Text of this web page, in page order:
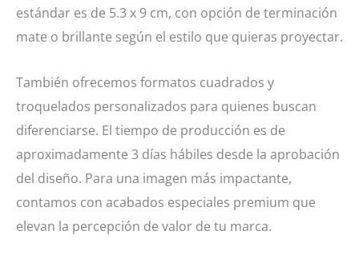
estándar es de 5.3 x 9 cm, con opción de terminación
mate o brillante según el estilo que quieras proyectar.
También ofrecemos formatos cuadrados y
troquelados personalizados para quienes buscan
diferenciarse. El tiempo de producción es de
aproximadamente 3 días hábiles desde la aprobación
del diseño. Para una imagen más impactante,
contamos con acabados especiales premium que
elevan la percepción de valor de tu marca.